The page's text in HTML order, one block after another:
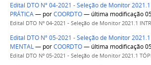
Edital DTO Nº 04-2021 - Seleção de Monitor
PRÁTICA— porCOORDTO— última modificação
Edital DTO Nº 04-2021 - Seleção de Monitor 2021.1
Edital DTO Nº 05-2021 - Seleção de Monitor 2021.1
MENTAL— porCOORDTO— última modificação
Edital DTO Nº 05-2021 - Seleção de Monitor 2021.1